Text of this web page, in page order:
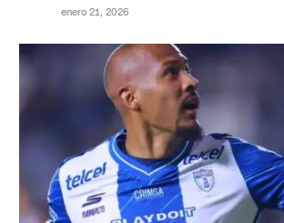
enero 21, 2026